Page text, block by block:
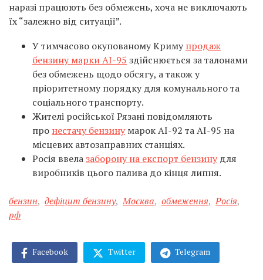
наразі працюють без обмежень, хоча не виключають
їх “залежно від ситуації”.
У тимчасово окупованому Кримупродаж
бензину марки АІ-95 здійснюється за талонами
без обмежень щодо обсягу, а також у
пріоритетному порядку для комунального та
соціального транспорту.
Жителі російської Рязані повідомляють
про нестачу бензину марок АІ-92 та АІ-95 на
місцевих автозаправних станціях.
Росія ввелазаборону на експорт бензину для
виробників цього палива до кінця липня.
бензин, дефіцит бензину, Москва, обмеження, Росія,
рф
Facebook Twitter Telegram